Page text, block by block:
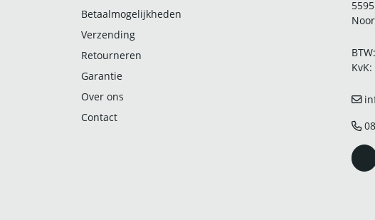
Betaalmogelijkheden
Verzending
Retourneren
Garantie
Over ons
Contact